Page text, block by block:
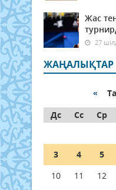
Жас
27
ЖАҢАЛЫҚТАР
«
Дс
Сс Ср
3
4 5
10
11 12